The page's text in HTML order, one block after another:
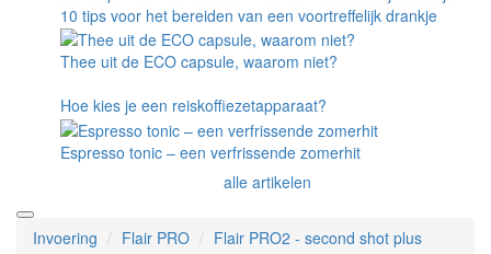
10 tips voor het bereiden van een voortreffelijk drankje
Thee uit de ECO capsule, waarom niet?
Hoe kies je een reiskoffiezetapparaat?
Espresso tonic – een verfrissende zomerhit
alle artikelen
Invoering Flair PRO Flair PRO2 - second shot plus